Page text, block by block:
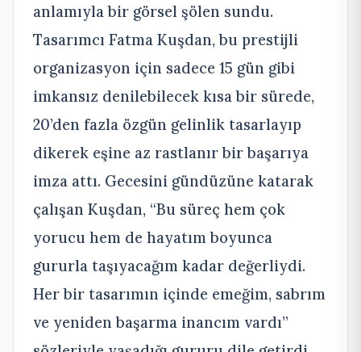
anlamıyla bir görsel şölen sundu.
Tasarımcı Fatma Kuşdan, bu prestijli
organizasyon için sadece 15 gün gibi
imkansız denilebilecek kısa bir sürede,
20’den fazla özgün gelinlik tasarlayıp
dikerek eşine az rastlanır bir başarıya
imza attı. Gecesini gündüzüne katarak
çalışan Kuşdan, “Bu süreç hem çok
yorucu hem de hayatım boyunca
gururla taşıyacağım kadar değerliydi.
Her bir tasarımın içinde emeğim, sabrım
ve yeniden başarma inancım vardı”